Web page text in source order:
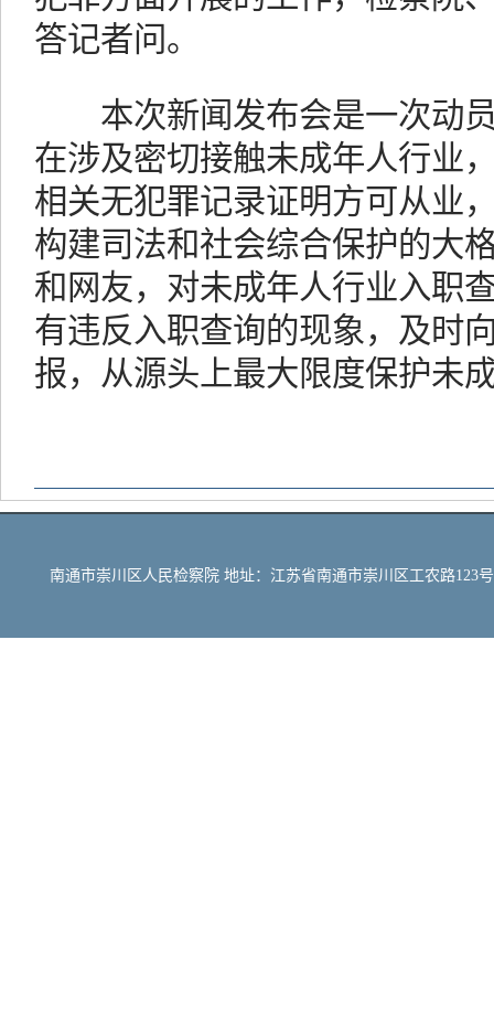
答记者问。
本次新闻发布会是一次动员
在涉及密切接触未成年人行业
相关无犯罪记录证明方可从业
构建司法和社会综合保护的大
和网友，对未成年人行业入职
有违反入职查询的现象，及时
报，从源头上最大限度保护未
南通市崇川区人民检察院 地址：江苏省南通市崇川区工农路